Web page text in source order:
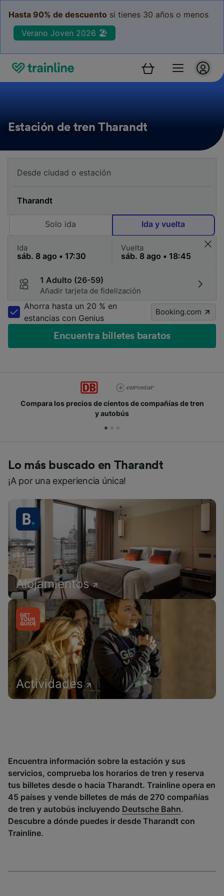
Hasta 90% de descuento si tienes 30 años o menos
Verano Joven 2026 🏖️
Estación de tren Tharandt
Solo ida Ida y vuelta
Ida Vuelta
1 Adulto (26-59)
Añadir tarjeta de fidelización
Ahorra hasta un 20 % en
estancias con Genius
Booking.com
Encuentra billetes baratos
Compara los precios de cientos de compañías de tren
y autobús
Lo más buscado en Tharandt
¡A por una experiencia única!
Alojamientos
Actividades
Encuentra información sobre la estación y sus
servicios, comprueba los horarios de tren y reserva
tus billetes desde o hacia Tharandt. Trainline opera en
45 países y vende billetes de más de 270 compañías
de tren y autobús incluyendo Deutsche Bahn.
Descubre a dónde puedes ir desde Tharandt con
Trainline.